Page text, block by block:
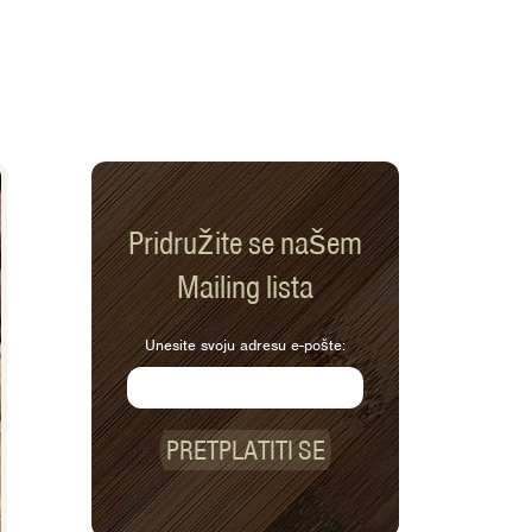
Pridružite se našem
Mailing lista
Unesite svoju adresu e-pošte:
PRETPLATITI SE